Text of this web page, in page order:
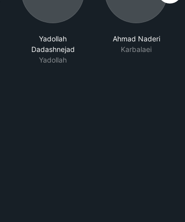
Yadollah
Dadashnejad
Yadollah
Ahmad Naderi
Karbalaei